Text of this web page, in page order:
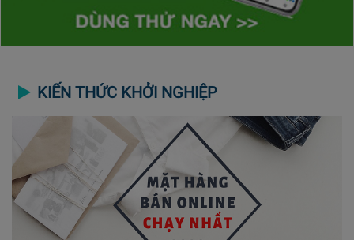
KIẾN THỨC KHỞI NGHIỆP